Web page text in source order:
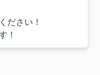
ださい！
！